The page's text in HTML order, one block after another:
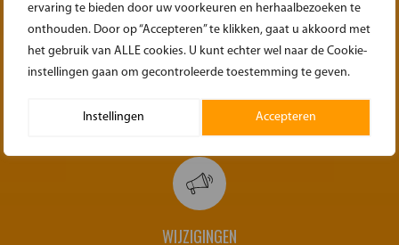
ervaring te bieden door uw voorkeuren en herhaalbezoeken te
onthouden. Door op “Accepteren” te klikken, gaat u akkoord met
het gebruik van ALLE cookies. U kunt echter wel naar de Cookie-
instellingen gaan om gecontroleerde toestemming te geven.
Instellingen Accepteren
OVER HET OPHALEN
WIJZIGINGEN